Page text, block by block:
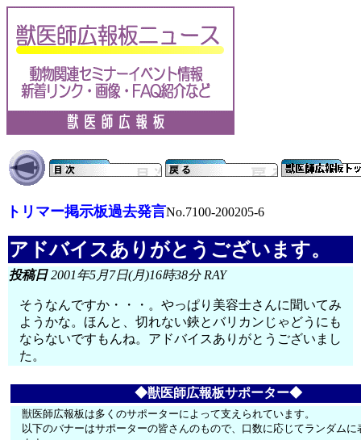
トリマー掲示板過去発言No.7100-200205-6
アドバイスありがとうございます。
投稿日2001年5月7日(月)16時38分 RAY
そうなんですか・・・。やっぱり美容士さんに聞いてみ
ようかな。ほんと、切れない鋏とバリカンじゃどうにも
ならないですもんね。アドバイスありがとうございまし
た。
◆獣医師広報板サポーター◆
獣医師広報板は多くのサポーターによって支えられています。
以下のバナーはサポーターの皆さんのもので、口数に応じてランダムに